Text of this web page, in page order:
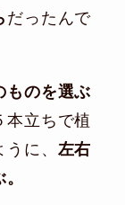
だったんで
ものを選ぶ
本立ちで植
に、 左右